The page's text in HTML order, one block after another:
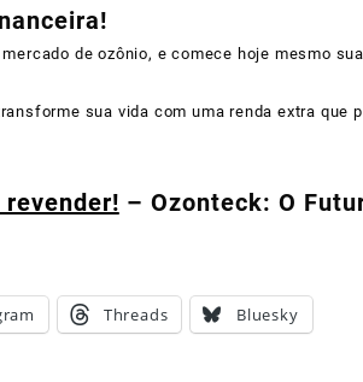
de ozônio, e comece hoje mesmo
sua vida com uma renda extra que
– Ozonteck: O
Threads Bluesky